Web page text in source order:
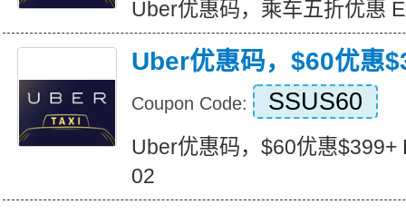
Uber优惠码，乘车五折优惠
Uber优惠码，$60优惠
Coupon Code: SSUS60
Uber优惠码，$60优惠
02